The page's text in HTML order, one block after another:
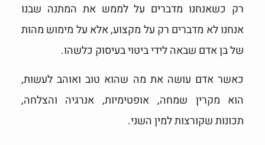
רק כשאנחנו מדברים על לממש את המתנה שבנו
אנחנו לא מדברים רק על מקצוע, אלא על מימוש מהות
של בן אדם שבאה לידי ביטוי בעיסוק כלשהו.
כאשר אדם עושה את מה שהוא טוב ואוהב לעשות,
הוא מקרין שמחה, אופטימיות, אנרגיה והצלחה,
תכונות שקורצות למין השני.